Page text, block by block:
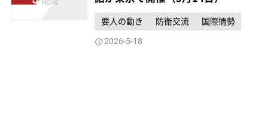
要人の動き 防衛交流 国際情勢
2026-5-18